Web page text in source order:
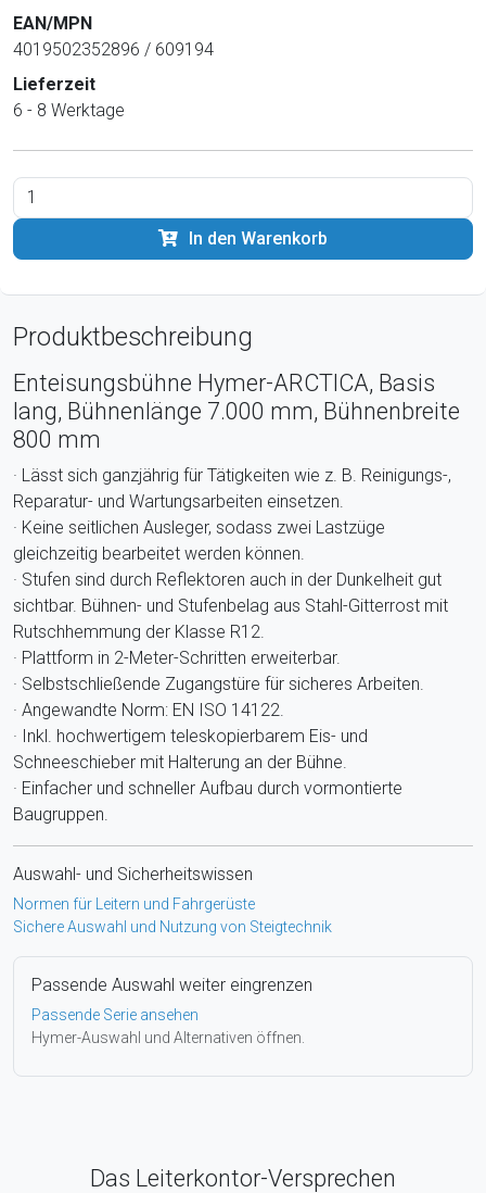
EAN/MPN
4019502352896 / 609194
Lieferzeit
6 - 8 Werktage
In den Warenkorb
Produktbeschreibung
Enteisungsbühne Hymer-ARCTICA, Basis
lang, Bühnenlänge 7.000 mm, Bühnenbreite
800 mm
· Lässt sich ganzjährig für Tätigkeiten wie z. B. Reinigungs-,
Reparatur- und Wartungsarbeiten einsetzen.
· Keine seitlichen Ausleger, sodass zwei Lastzüge
gleichzeitig bearbeitet werden können.
· Stufen sind durch Reflektoren auch in der Dunkelheit gut
sichtbar. Bühnen- und Stufenbelag aus Stahl-Gitterrost mit
Rutschhemmung der Klasse R12.
· Plattform in 2-Meter-Schritten erweiterbar.
· Selbstschließende Zugangstüre für sicheres Arbeiten.
· Angewandte Norm: EN ISO 14122.
· Inkl. hochwertigem teleskopierbarem Eis- und
Schneeschieber mit Halterung an der Bühne.
· Einfacher und schneller Aufbau durch vormontierte
Baugruppen.
Auswahl- und Sicherheitswissen
Normen für Leitern und Fahrgerüste
Sichere Auswahl und Nutzung von Steigtechnik
Passende Auswahl weiter eingrenzen
Passende Serie ansehen
Hymer-Auswahl und Alternativen öffnen.
Das Leiterkontor-Versprechen